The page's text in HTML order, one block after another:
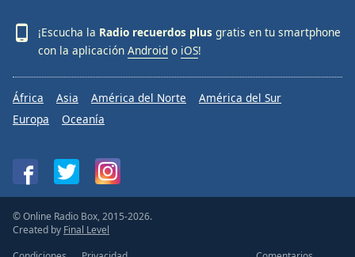
¡Escucha la Radio recuerdos plus gratis en tu smartphone
con la aplicación Android o iOS!
África Asia América del Norte
América del Sur
Europa
Oceanía
© Online Radio Box, 2015-2026.
Created by Final Level